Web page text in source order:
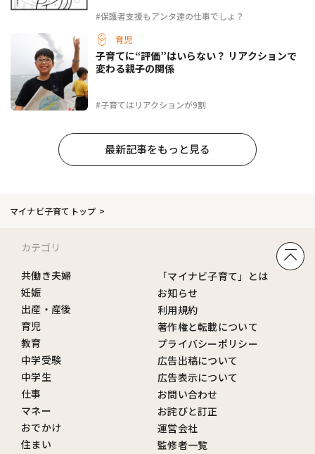
#保護者支援もアンタ達の仕事でしょ？
育児
#子育てはリアクションが9割
子育てに“評価”はいらない？ リアクションで
変わる親子の関係
最新記事をもっと見る
マイナビ子育てトップ
カテゴリ
共働き夫婦
妊娠
出産・産後
育児
教育
中学受験
中学生
仕事
マネー
おでかけ
住まい
「マイナビ子育て」とは
お知らせ
利用規約
著作権と転載について
プライバシーポリシー
広告出稿について
広告表示について
お問い合わせ
お詫びと訂正
運営会社
監修者一覧